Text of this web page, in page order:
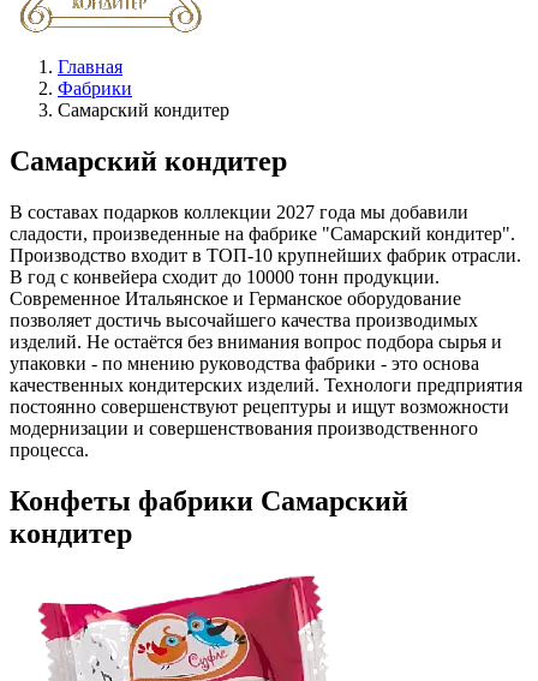
Главная
Фабрики
Самарский кондитер
Самарский кондитер
В составах подарков коллекции 2027 года мы добавили
сладости, произведенные на фабрике "Самарский кондитер".
Производство входит в ТОП-10 крупнейших фабрик отрасли.
В год с конвейера сходит до 10000 тонн продукции.
Современное Итальянское и Германское оборудование
позволяет достичь высочайшего качества производимых
изделий. Не остаётся без внимания вопрос подбора сырья и
упаковки - по мнению руководства фабрики - это основа
качественных кондитерских изделий. Технологи предприятия
постоянно совершенствуют рецептуры и ищут возможности
модернизации и совершенствования производственного
процесса.
Конфеты фабрики Самарский
кондитер